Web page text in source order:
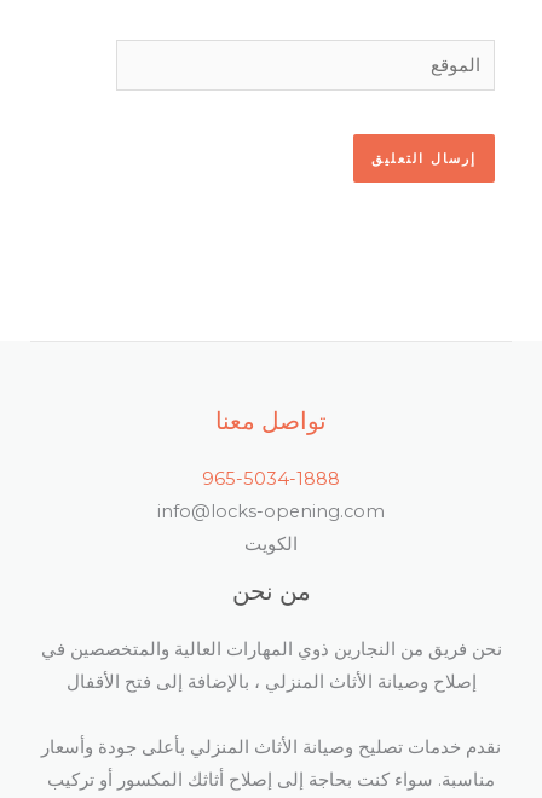
الموقع
تواصل معنا
965-5034-1888
info@locks-opening.com
الكويت
من نحن
نحن فريق من النجارين ذوي المهارات العالية والمتخصصين في
إصلاح وصيانة الأثاث المنزلي ، بالإضافة إلى فتح الأقفال​
نقدم خدمات تصليح وصيانة الأثاث المنزلي بأعلى جودة وأسعار
مناسبة. سواء كنت بحاجة إلى إصلاح أثاثك المكسور أو تركيب